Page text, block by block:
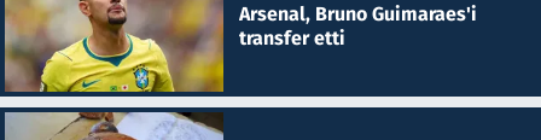
Arsenal, Bruno Guimaraes'i
transfer etti